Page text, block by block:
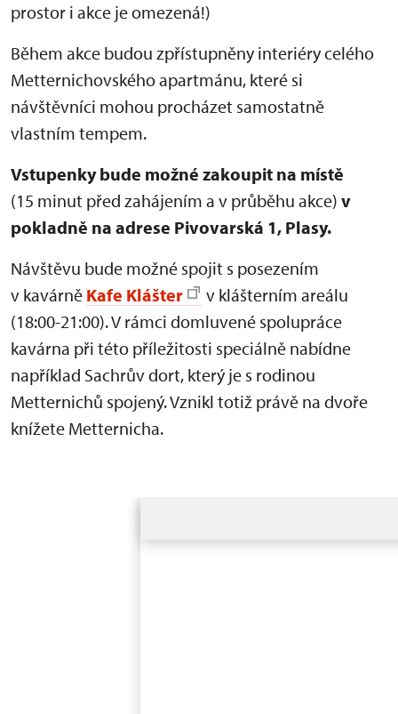
prostor i akce je omezená!)
Během akce budou zpřístupněny interiéry celého
Metternichovského apartmánu, které si
návštěvníci mohou procházet samostatně
vlastním tempem.
Vstupenky bude možné zakoupit na místě
(15 minut před zahájením a v průběhu akce) v
pokladně na adrese Pivovarská 1, Plasy.
Návštěvu bude možné spojit s posezením
v kavárně Kafe Klášter
v klášterním areálu
(18:00-21:00). V rámci domluvené spolupráce
kavárna při této příležitosti speciálně nabídne
například Sachrův dort, který je s rodinou
Metternichů spojený. Vznikl totiž právě na dvoře
knížete Metternicha.